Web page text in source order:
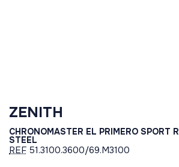
ZENITH
CHRONOMASTER EL PRIMERO SPORT
STEEL
REF 51.3100.3600/69.M3100